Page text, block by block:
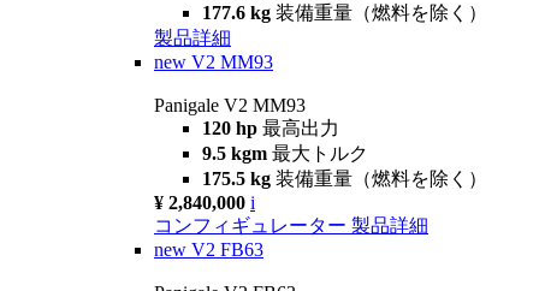
177.6 kg 装備重量（燃料を除く）
製品詳細
new V2 MM93
Panigale V2 MM93
120 hp 最高出力
9.5 kgm 最大トルク
175.5 kg 装備重量（燃料を除く）
¥ 2,840,000 i
コンフィギュレーター 製品詳細
new V2 FB63